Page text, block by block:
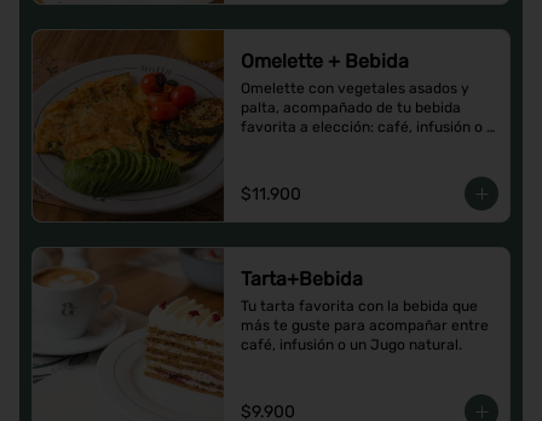
Omelette + Bebida
Omelette con vegetales asados y
palta, acompañado de tu bebida
favorita a elección: café, infusión o
$11.900
Tarta+Bebida
Tu tarta favorita con la bebida que
más te guste para acompañar entre
café, infusión o un Jugo natural.
$9.900